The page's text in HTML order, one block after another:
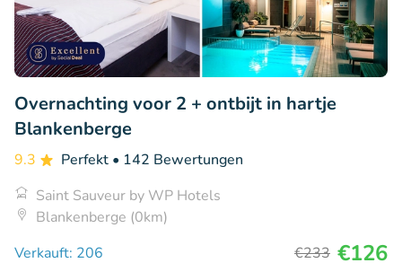
Overnachting voor 2 + ontbijt in hartje
Blankenberge
9.3 Perfekt • 142 Bewertungen
Saint Sauveur by WP Hotels
Blankenberge (0km)
Verkauft: 206
€233 €126